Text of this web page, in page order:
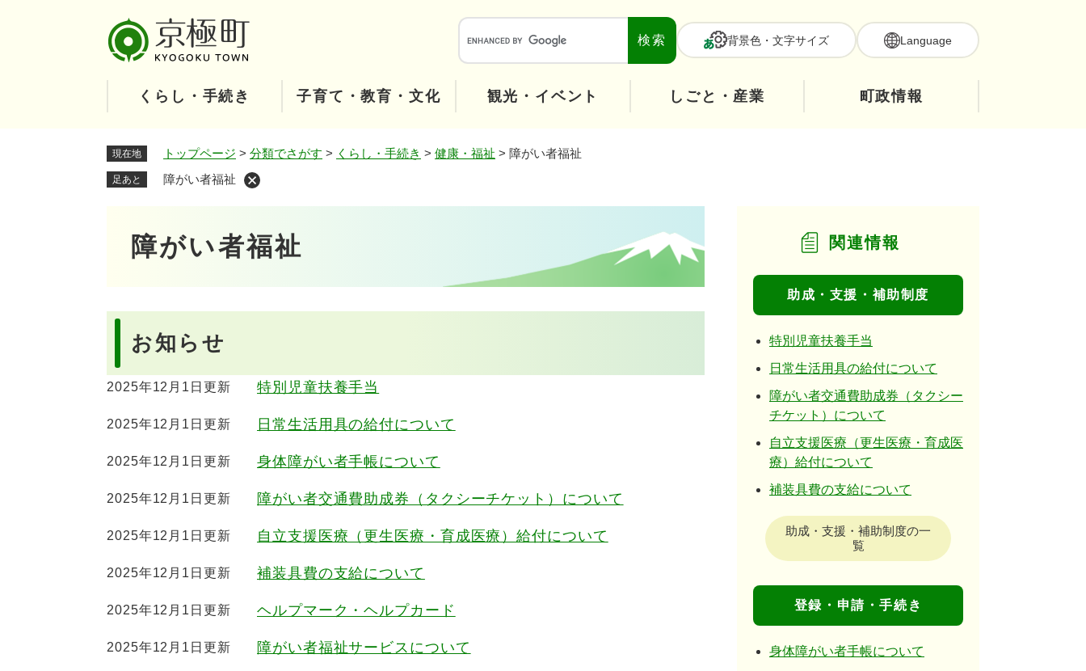
本
へ
背景色・文字サイズ Language
くらし・手続き 子育て・教育・文化 観光・イベント しごと・産業 町政情報
現在地 トップページ > 分類でさがす > くらし・手続き > 健康・福祉 > 障がい者福祉
足あと 障がい者福祉
障がい者福祉
お知らせ
2025年12月1日更新 特別児童扶養手当
2025年12月1日更新 日常生活用具の給付について
2025年12月1日更新 身体障がい者手帳について
2025年12月1日更新 障がい者交通費助成券（タクシーチケット）について
2025年12月1日更新 自立支援医療（更生医療・育成医療）給付について
2025年12月1日更新 補装具費の支給について
2025年12月1日更新 ヘルプマーク・ヘルプカード
2025年12月1日更新 障がい者福祉サービスについて
関連情報
助成・支援・補助制度
特別児童扶養手当
日常生活用具の給付について
障がい者交通費助成券（タクシー
チケット）について
自立支援医療（更生医療・育成医
療）給付について
補装具費の支給について
助成・支援・補助制度の一
覧
登録・申請・手続き
身体障がい者手帳について